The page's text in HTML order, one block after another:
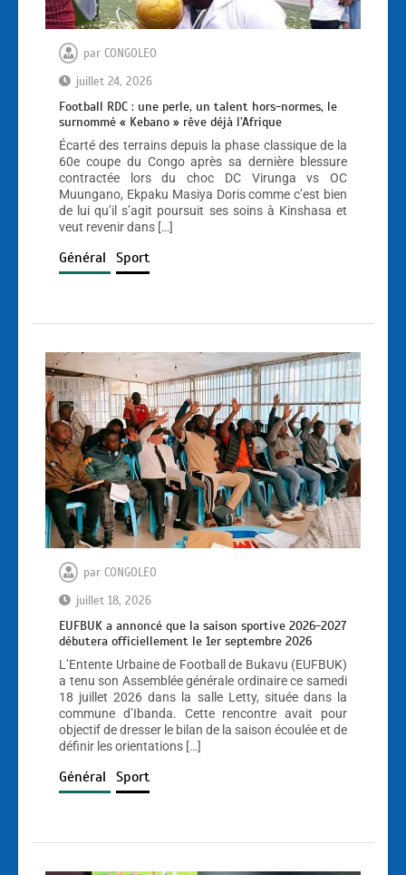
par CONGOLEO
juillet 24, 2026
Football RDC : une perle, un talent hors-normes, le
surnommé « Kebano » rêve déjà l’Afrique
Écarté des terrains depuis la phase classique de la
60e coupe du Congo après sa dernière blessure
contractée lors du choc DC Virunga vs OC
Muungano, Ekpaku Masiya Doris comme c’est bien
de lui qu’il s’agit poursuit ses soins à Kinshasa et
veut revenir dans […]
Général Sport
par CONGOLEO
juillet 18, 2026
EUFBUK a annoncé que la saison sportive 2026-2027
débutera officiellement le 1er septembre 2026
L’Entente Urbaine de Football de Bukavu (EUFBUK)
a tenu son Assemblée générale ordinaire ce samedi
18 juillet 2026 dans la salle Letty, située dans la
commune d’Ibanda. Cette rencontre avait pour
objectif de dresser le bilan de la saison écoulée et de
définir les orientations […]
Général Sport